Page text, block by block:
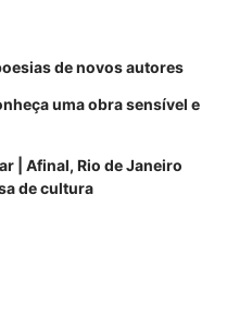
de novos autores
uma obra sensível e
| Afinal, Rio de Janeiro
de cultura